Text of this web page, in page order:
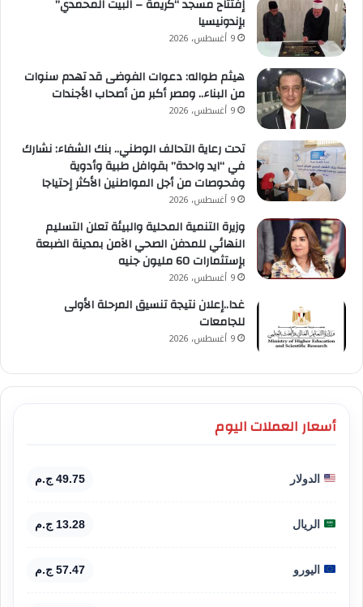
إفتتاح مسجد “كريمة – البيت المحمدي”
بإندونيسيا
9 أغسطس، 2026
هيثم طواله: دعوات الفوضى قد تهدم سنوات
من البناء.. ومصر أكبر من أصحاب الأجندات
9 أغسطس، 2026
تحت رعاية التحالف الوطني.. بنك الشفاء: نشارك
في “ايد واحدة” بقوافل طبية وأدوية
وفحوصات من أجل المواطنين الأكثر إحتياجا
9 أغسطس، 2026
وزيرة التنمية المحلية والبيئة تعلن التسليم
النهائي للمدفن الصحي الآمن بمدينة الضبعة
بإستثمارات 60 مليون جنيه
9 أغسطس، 2026
غدا..إعلان نتيجة تنسيق المرحلة الأولى
للجامعات
9 أغسطس، 2026
أسعار العملات اليوم
الدولار 49.75 ج.م
الريال 13.28 ج.م
اليورو 57.47 ج.م